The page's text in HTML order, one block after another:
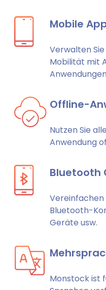
Mobile
Verwalten
Mobilität mit
Offline-
Nutzen Sie
Anwendung
Bluetooth
Vereinfachen
Bluetooth-
Geräte usw.
Monstock ist